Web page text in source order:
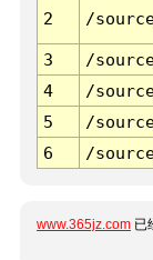
2 /
3 /
4
/
5
/
6
/
www.365jz.com 已